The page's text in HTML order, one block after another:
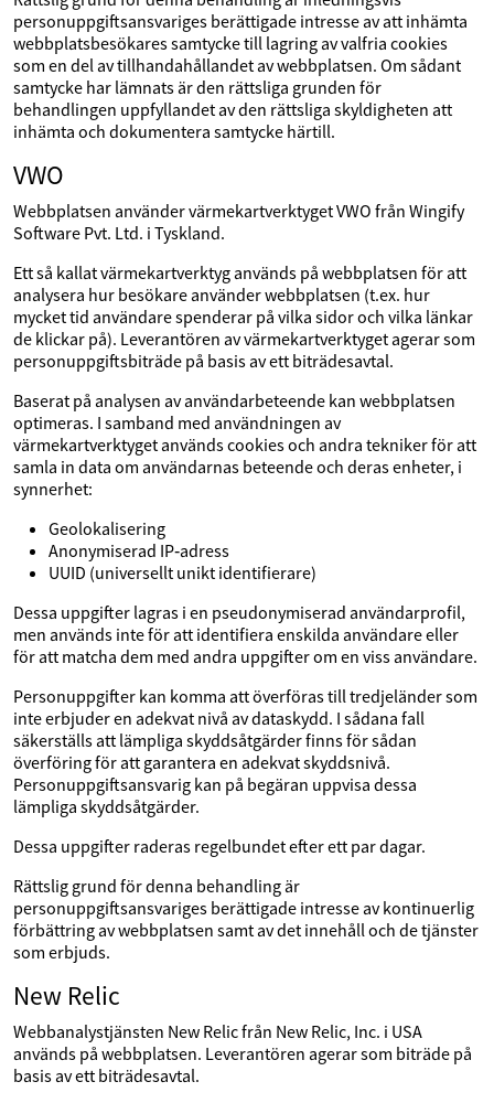
personuppgiftsansvariges berättigade intresse av att inhämta
webbplatsbesökares samtycke till lagring av valfria cookies
som en del av tillhandahållandet av webbplatsen. Om sådant
samtycke har lämnats är den rättsliga grunden för
behandlingen uppfyllandet av den rättsliga skyldigheten att
inhämta och dokumentera samtycke härtill.
VWO
Webbplatsen använder värmekartverktyget VWO från Wingify
Software Pvt. Ltd. i Tyskland.
Ett så kallat värmekartverktyg används på webbplatsen för att
analysera hur besökare använder webbplatsen (t.ex. hur
mycket tid användare spenderar på vilka sidor och vilka länkar
de klickar på). Leverantören av värmekartverktyget agerar som
personuppgiftsbiträde på basis av ett biträdesavtal.
Baserat på analysen av användarbeteende kan webbplatsen
optimeras. I samband med användningen av
värmekartverktyget används cookies och andra tekniker för att
samla in data om användarnas beteende och deras enheter, i
synnerhet:
Geolokalisering
Anonymiserad IP‑adress
UUID (universellt unikt identifierare)
Dessa uppgifter lagras i en pseudonymiserad användarprofil,
men används inte för att identifiera enskilda användare eller
för att matcha dem med andra uppgifter om en viss användare.
Personuppgifter kan komma att överföras till tredjeländer som
inte erbjuder en adekvat nivå av dataskydd. I sådana fall
säkerställs att lämpliga skyddsåtgärder finns för sådan
överföring för att garantera en adekvat skyddsnivå.
Personuppgiftsansvarig kan på begäran uppvisa dessa
lämpliga skyddsåtgärder.
Dessa uppgifter raderas regelbundet efter ett par dagar.
Rättslig grund för denna behandling är
personuppgiftsansvariges berättigade intresse av kontinuerlig
förbättring av webbplatsen samt av det innehåll och de tjänster
som erbjuds.
New Relic
Webbanalystjänsten New Relic från New Relic, Inc. i USA
används på webbplatsen. Leverantören agerar som biträde på
basis av ett biträdesavtal.